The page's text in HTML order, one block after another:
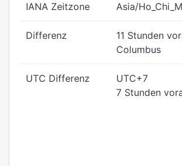
IANA Zeitzone Asia/
Differenz
11 Stunden
Columbus
UTC Differenz
UTC+7
7 Stunden